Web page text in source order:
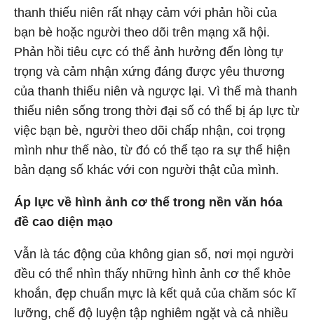
thanh thiếu niên rất nhạy cảm với phản hồi của
bạn bè hoặc người theo dõi trên mạng xã hội.
Phản hồi tiêu cực có thể ảnh hưởng đến lòng tự
trọng và cảm nhận xứng đáng được yêu thương
của thanh thiếu niên và ngược lại. Vì thế mà thanh
thiếu niên sống trong thời đại số có thể bị áp lực từ
việc bạn bè, người theo dõi chấp nhận, coi trọng
mình như thế nào, từ đó có thể tạo ra sự thể hiện
bản dạng số khác với con người thật của mình.
Áp lực về hình ảnh cơ thể trong nền văn hóa
đề cao diện mạo
Vẫn là tác động của không gian số, nơi mọi người
đều có thể nhìn thấy những hình ảnh cơ thể khỏe
khoắn, đẹp chuẩn mực là kết quả của chăm sóc kĩ
lưỡng, chế độ luyện tập nghiêm ngặt và cả nhiều